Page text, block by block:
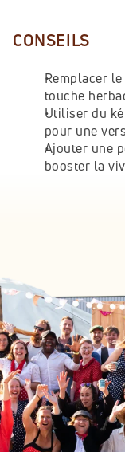
CONSEILS
Remplacer
touche
Utiliser du
pour une
Ajouter une
booster la